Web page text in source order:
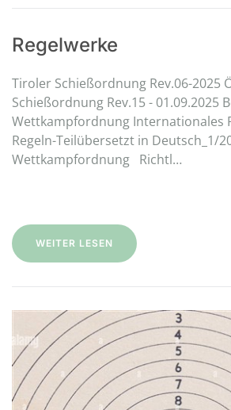
Regelwerke
Tiroler Schießordnung Rev.06-2025
Schießordnung Rev.15 - 01.09.2025
Wettkampfordnung Internationales
Regeln-Teilübersetzt in Deutsch_1/
Wettkampfordnung Richtl…
WEITER LESEN